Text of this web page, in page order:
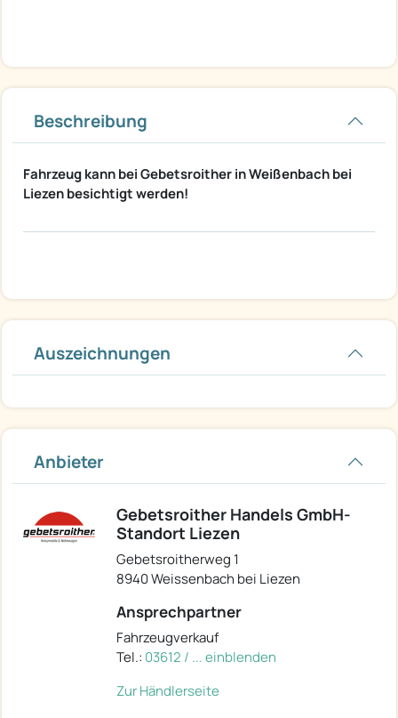
Beschreibung
Fahrzeug kann bei Gebetsroither in Weißenbach bei
Liezen besichtigt werden!
Auszeichnungen
Anbieter
Gebetsroither Handels GmbH-
Standort Liezen
Gebetsroitherweg 1
8940 Weissenbach bei Liezen
Ansprechpartner
Fahrzeugverkauf
Tel.: 03612 / ... einblenden
Zur Händlerseite